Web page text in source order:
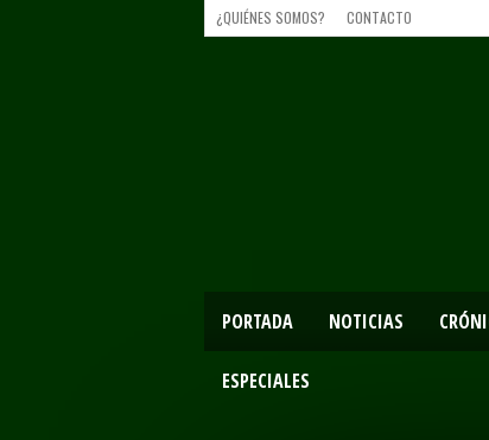
¿QUIÉNES SOMOS? CONTACTO
PORTADA NOTICIAS
ESPECIALES